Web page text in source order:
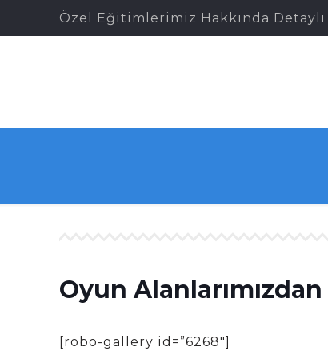
Özel Eğitimlerimiz Hakkında
Oyun
[robo-gallery id=”6268″]